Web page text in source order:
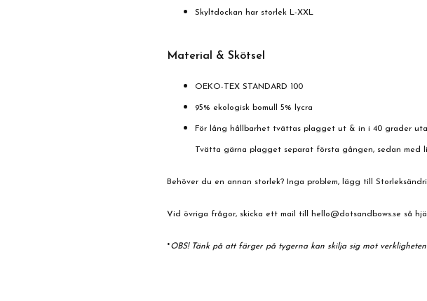
Skyltdockan har storlek L-XXL
Material & Skötsel
OEKO-TEX STANDARD 100
95% ekologisk bomull 5% lycra
För lång hållbarhet tvättas plagget ut & in i 40 grader
Tvätta gärna plagget separat första gången, sedan med
Behöver du en annan storlek? Inga problem, lägg till
Vid övriga frågor, skicka ett mail till hello@dotsandbows.se så
*OBS! Tänk på att färger på tygerna kan skilja sig mot